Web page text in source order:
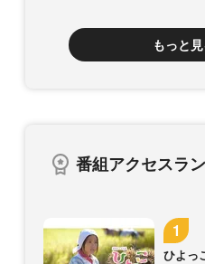
もっと
番組アクセスラ
ひよっ